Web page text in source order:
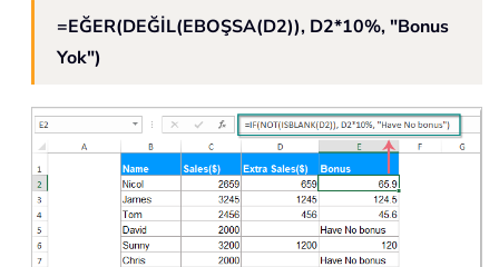
=EĞER(DEĞİL(EBOŞSA(D2)), D2*10%, "Bonus
Yok")